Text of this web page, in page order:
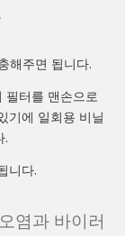
해주면 됩니다.
필터를 맨손으로
기에 일회용 비닐
.
니다.
염과 바이러